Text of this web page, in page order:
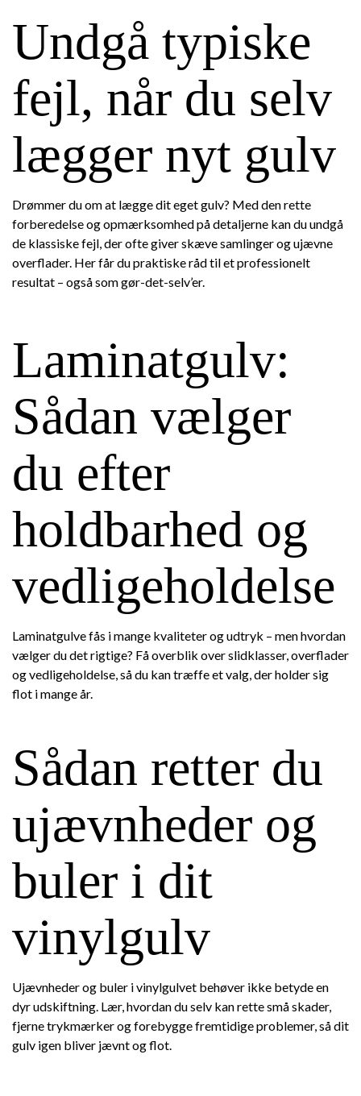
Undgå typiske
fejl, når du selv
lægger nyt gulv
Drømmer du om at lægge dit eget gulv? Med den rette
forberedelse og opmærksomhed på detaljerne kan du undgå
de klassiske fejl, der ofte giver skæve samlinger og ujævne
overflader. Her får du praktiske råd til et professionelt
resultat – også som gør-det-selv’er.
Laminatgulv:
Sådan vælger
du efter
holdbarhed og
vedligeholdelse
Laminatgulve fås i mange kvaliteter og udtryk – men hvordan
vælger du det rigtige? Få overblik over slidklasser, overflader
og vedligeholdelse, så du kan træffe et valg, der holder sig
flot i mange år.
Sådan retter du
ujævnheder og
buler i dit
vinylgulv
Ujævnheder og buler i vinylgulvet behøver ikke betyde en
dyr udskiftning. Lær, hvordan du selv kan rette små skader,
fjerne trykmærker og forebygge fremtidige problemer, så dit
gulv igen bliver jævnt og flot.